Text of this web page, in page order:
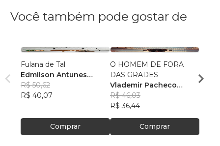
Você também pode gostar de
Fulana de Tal
Edmilson Antunes
Tavares
R$ 50,62
R$ 40,07
Comprar
O HOMEM DE FORA
DAS GRADES
Vlademir Pacheco
Custodio
R$ 46,03
R$ 36,44
Comprar
R$